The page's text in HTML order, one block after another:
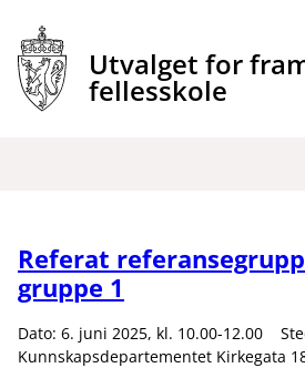
innhold
Utvalget for
fellesskole
Referat
gruppe 1
Dato: 6. juni 2025, kl. 10.00-12.00
Kunnskapsdepartementet Kirkegata